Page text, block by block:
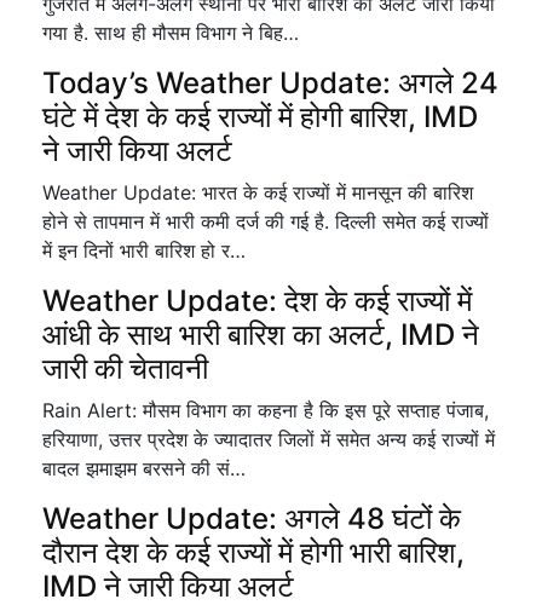
गया है. साथ ही मौसम विभाग ने बिह…
Today’s Weather Update: अगले 24
घंटे में देश के कई राज्यों में होगी बारिश, IMD
ने जारी किया अलर्ट
Weather Update: भारत के कई राज्यों में मानसून की बारिश
होने से तापमान में भारी कमी दर्ज की गई है. दिल्ली समेत कई राज्यों
में इन दिनों भारी बारिश हो र…
Weather Update: देश के कई राज्यों में
आंधी के साथ भारी बारिश का अलर्ट, IMD ने
जारी की चेतावनी
Rain Alert: मौसम विभाग का कहना है कि इस पूरे सप्ताह पंजाब,
हरियाणा, उत्तर प्रदेश के ज्यादातर जिलों में समेत अन्य कई राज्यों में
बादल झमाझम बरसने की सं…
Weather Update: अगले 48 घंटों के
दौरान देश के कई राज्यों में होगी भारी बारिश,
IMD ने जारी किया अलर्ट